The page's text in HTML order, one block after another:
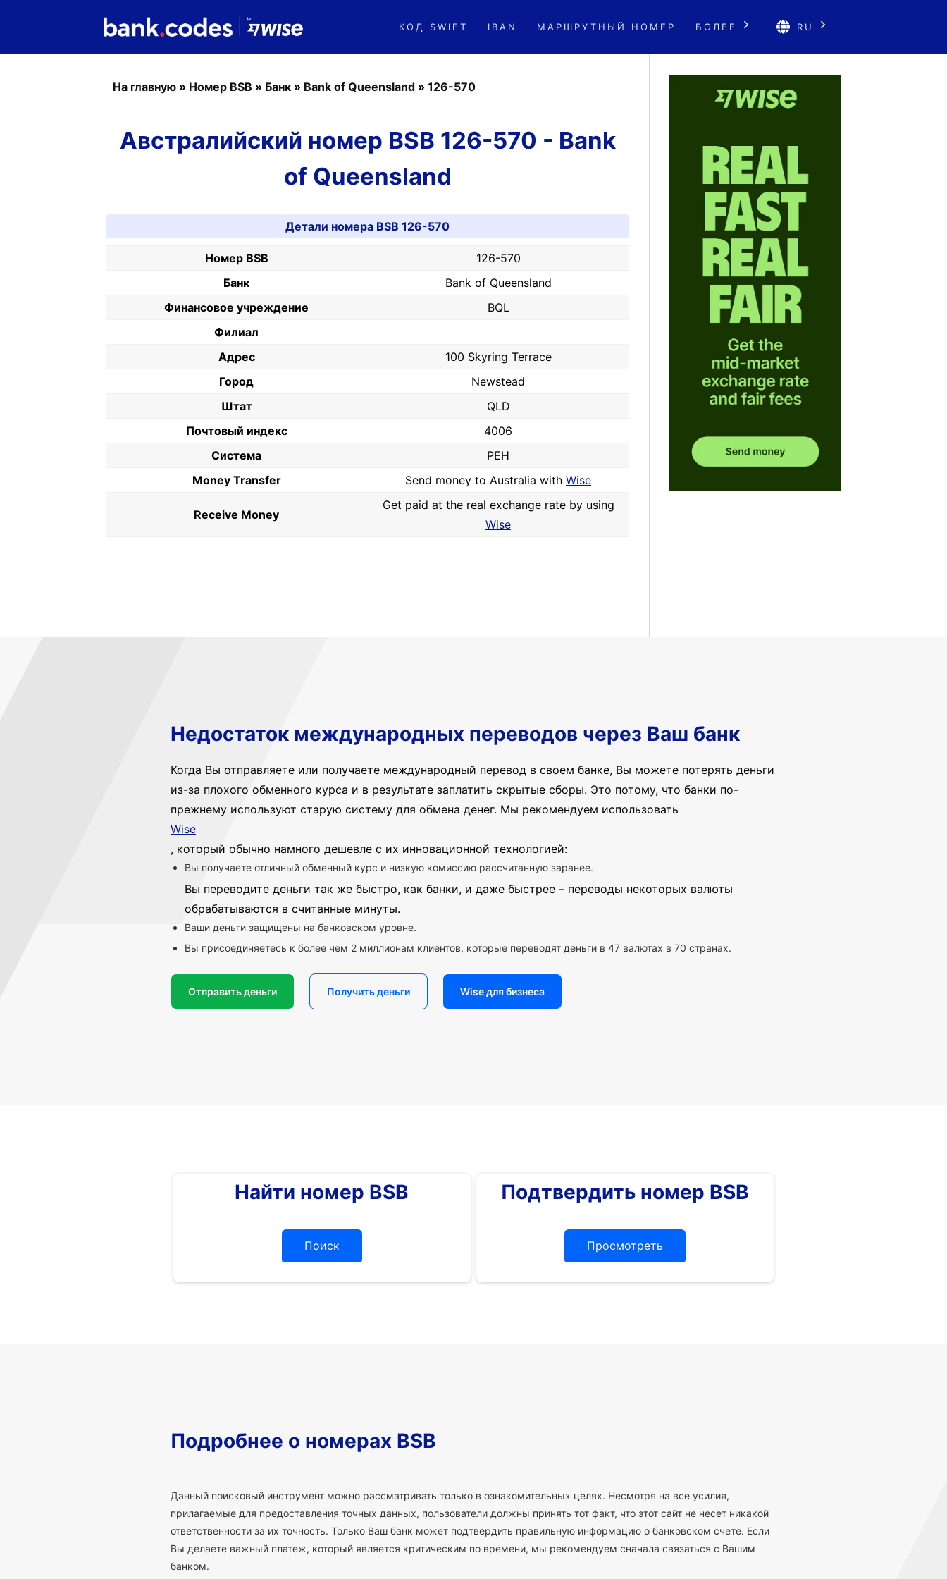
КОД SWIFT IBAN МАРШРУТНЫЙ НОМЕР БОЛЕЕ RU
На главную » Номер BSB » Банк » Bank of Queensland » 126-570
Австралийский номер BSB 126-570 - Bank
of Queensland
Детали номера BSB 126-570
Номер BSB
126-570
Банк
Bank of Queensland
Финансовое учреждение
BQL
Филиал
Адрес
100 Skyring Terrace
Город
Newstead
Штат
QLD
Почтовый индекс
4006
Система
PEH
Money Transfer
Send money to Australia with Wise
Receive Money
Get paid at the real exchange rate by using
Wise
Недостаток международных переводов через Ваш банк
Когда Вы отправляете или получаете международный перевод в своем банке, Вы можете потерять деньги
из-за плохого обменного курса и в результате заплатить скрытые сборы. Это потому, что банки по-
прежнему используют старую систему для обмена денег. Мы рекомендуем использовать
Wise
, который обычно намного дешевле с их инновационной технологией:
Вы получаете отличный обменный курс и низкую комиссию рассчитанную заранее.
Вы переводите деньги так же быстро, как банки, и даже быстрее – переводы некоторых валюты
обрабатываются в считанные минуты.
Ваши деньги защищены на банковском уровне.
Вы присоединяетесь к более чем 2 миллионам клиентов, которые переводят деньги в 47 валютах в 70 странах.
Отправить деньги Получить деньги Wise для бизнеса
Найти номер BSB
Поиск
Подтвердить номер BSB
Просмотреть
Подробнее о номерах BSB
Данный поисковый инструмент можно рассматривать только в ознакомительных целях. Несмотря на все усилия,
прилагаемые для предоставления точных данных, пользователи должны принять тот факт, что этот сайт не несет никакой
ответственности за их точность. Только Ваш банк может подтвердить правильную информацию о банковском счете. Если
Вы делаете важный платеж, который является критическим по времени, мы рекомендуем сначала связаться с Вашим
банком.